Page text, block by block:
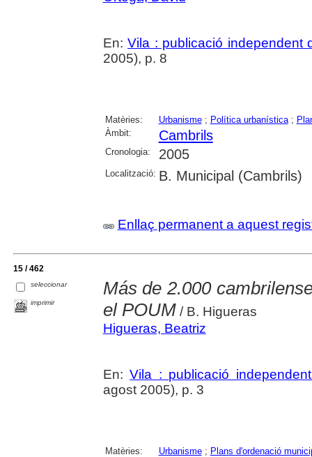
En:Vila : publicació independent
2005), p. 8
Matèries: Urbanisme; Política urbanística;
Àmbit:
Cambrils
Cronologia: 2005
Localització: B. Municipal (Cambrils)
Enllaç permanent a aquest
15 / 462
seleccionar
imprimir
Más de 2.000
el POUM / B. Higueras
Higueras, Beatriz
En:Vila : publicació
agost 2005), p. 3
Matèries: Urbanisme; Plans d'ordenació